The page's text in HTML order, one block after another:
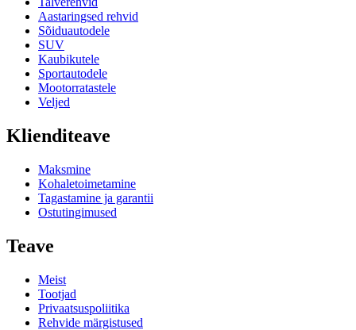
Aastaringsed rehvid
Sõiduautodele
SUV
Kaubikutele
Sportautodele
Mootorratastele
Veljed
Klienditeave
Maksmine
Kohaletoimetamine
Tagastamine ja garantii
Ostutingimused
Teave
Meist
Tootjad
Privaatsuspoliitika
Rehvide märgistused